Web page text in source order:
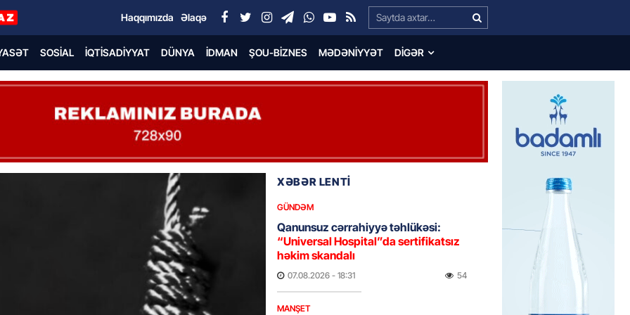
Search…
Haqqımızda Əlaqə
SOSIAL İQTISADIYYAT DÜNYA İDMAN ŞOU-BIZNES MƏDƏNIYYƏT DIGƏR
XƏBƏR LENTİ
GÜNDƏM
Qanunsuz cərrahiyyə təhlükəsi:
“Universal Hospital”da sertifikatsız
həkim skandalı
07.08.2026 - 18:31 54
MANŞET